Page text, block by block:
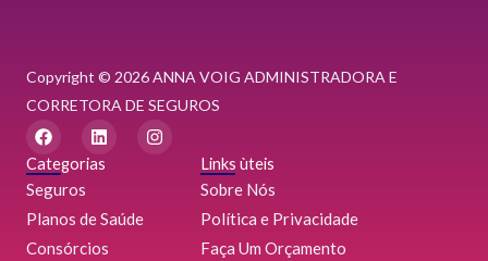
Copyright © 2026 ANNA VOIG ADMINISTRADORA E
CORRETORA DE SEGUROS
F
a
c
e
b
o
o
k
L
i
n
d
i
n
I
n
Categorias
Seguros
Planos de Saúde
Consórcios
Links ùteis
Sobre Nós
Política e Privacidade
Faça Um Orçamento